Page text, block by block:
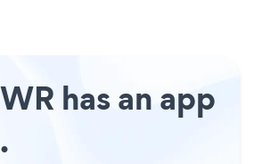
has an app